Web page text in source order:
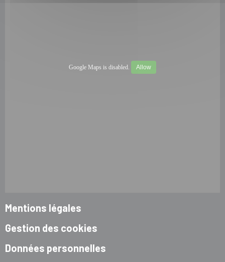
Google Maps is disabled. Allow
Mentions légales
Gestion des cookies
Données personnelles